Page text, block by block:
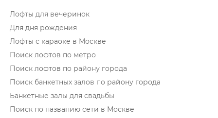
Лофты для вечеринок
Для дня рождения
Лофты с караоке в Москве
Поиск лофтов по метро
Поиск лофтов по району города
Поиск банкетных залов по району города
Банкетные залы для свадьбы
Поиск по названию сети в Москве